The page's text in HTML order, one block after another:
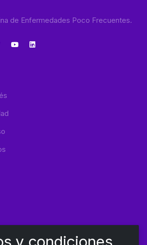
de Enfermedades Poco Frecuentes.